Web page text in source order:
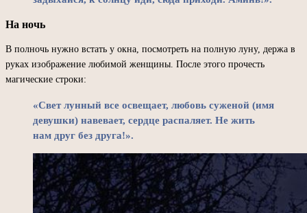
На ночь
В полночь нужно встать у окна, посмотреть на полную луну, держа в
руках изображение любимой женщины. После этого прочесть
магические строки:
«Свет лунный все освещает, любовь суженой (имя
девушки) навевает, сердце распаляет. Не жить
нам друг без друга!».